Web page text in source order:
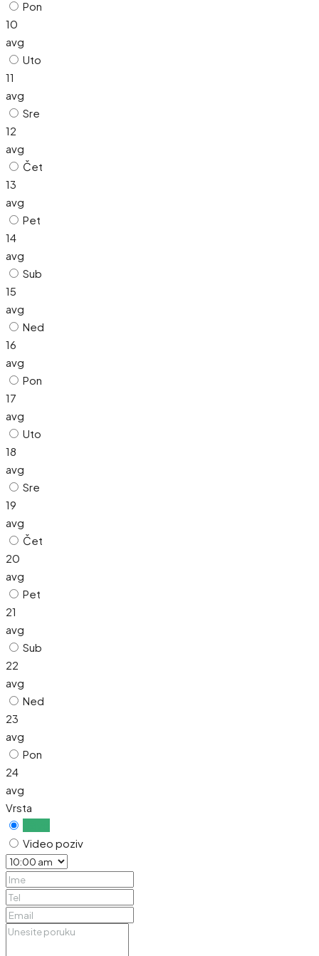
Pon
10
avg
Uto
11
avg
Sre
12
avg
Čet
13
avg
Pet
14
avg
Sub
15
avg
Ned
16
avg
Pon
17
avg
Uto
18
avg
Sre
19
avg
Čet
20
avg
Pet
21
avg
Sub
22
avg
Ned
23
avg
Pon
24
avg
Vrsta
Video poziv